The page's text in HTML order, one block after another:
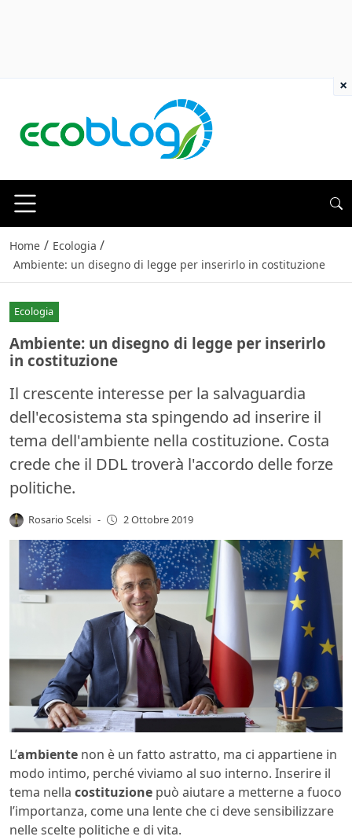
Home / Ecologia /
Ambiente: un disegno di legge per inserirlo in costituzione
Ecologia
Ambiente: un disegno di legge per inserirlo
in costituzione
Il crescente interesse per la salvaguardia
dell'ecosistema sta spingendo ad inserire il
tema dell'ambiente nella costituzione. Costa
crede che il DDL troverà l'accordo delle forze
politiche.
Rosario Scelsi - 2 Ottobre 2019
L’ambiente non è un fatto astratto, ma ci appartiene in
modo intimo, perché viviamo al suo interno. Inserire il
tema nella costituzione può aiutare a metterne a fuoco
l’importanza, come una lente che ci deve sensibilizzare
nelle scelte politiche e di vita.
×